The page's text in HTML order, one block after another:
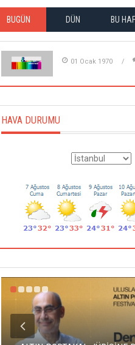
BUGÜN DÜN BU
01 Ocak 1970
HAVA DURUMU